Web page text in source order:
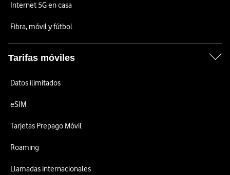
Internet 5G en casa
Fibra, móvil y fútbol
Tarifas móviles
Datos ilimitados
eSIM
Tarjetas Prepago Móvil
Roaming
Llamadas internacionales